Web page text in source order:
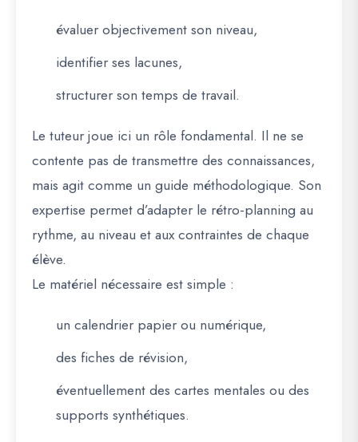
évaluer objectivement son niveau,
identifier ses lacunes,
structurer son temps de travail.
Le tuteur joue ici un rôle fondamental. Il ne se
contente pas de transmettre des connaissances,
mais agit comme un guide méthodologique. Son
expertise permet d’adapter le rétro-planning au
rythme, au niveau et aux contraintes de chaque
élève.
Le matériel nécessaire est simple :
un calendrier papier ou numérique,
des fiches de révision,
éventuellement des cartes mentales ou des
supports synthétiques.